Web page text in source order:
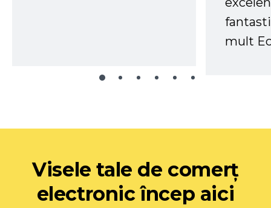
mult
Visele tale de comerț
electronic încep aici